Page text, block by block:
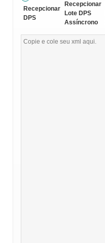
Recepcionar
DPS
Recepcionar
Lote DPS
Assíncrono